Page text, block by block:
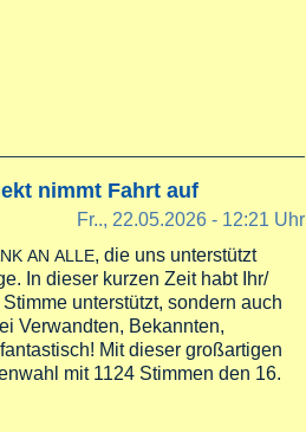
nimmt Fahrt auf
Fr.., 22.05.2026 - 12:21 Uhr
AN ALLE, die uns unterstützt
In dieser kurzen Zeit habt Ihr/
unterstützt, sondern auch
Verwandten, Bekannten,
Mit dieser großartigen
mit 1124 Stimmen den 16.